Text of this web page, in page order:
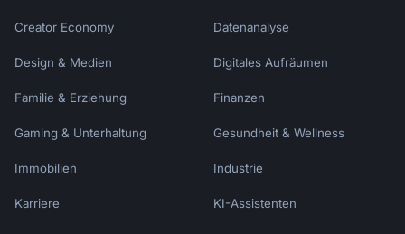
Creator Economy Datenanalyse
Design & Medien Digitales Aufräumen
Familie & Erziehung Finanzen
Gaming & Unterhaltung Gesundheit & Wellness
Immobilien Industrie
Karriere KI-Assistenten